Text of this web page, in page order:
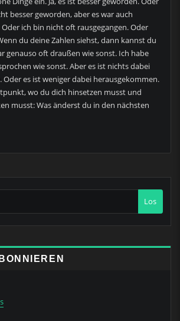
besser geworden, aber es war auch
ich bin nicht oft rausgegangen. Oder
du deine Zahlen siehst, dann kannst du
genauso oft draußen wie sonst. Ich habe
wie sonst. Aber es ist nichts dabei
Oder es ist weniger dabei herausgekommen.
wo du dich hinsetzen musst und
musst: Was änderst du in den nächsten
Los